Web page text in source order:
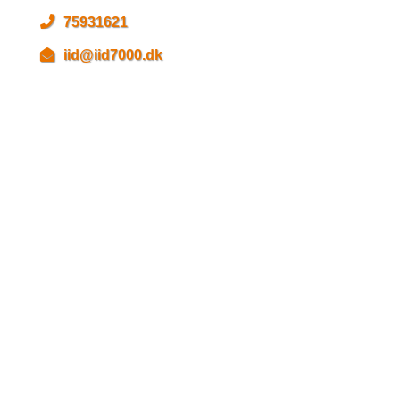
75931621
iid@iid7000.dk